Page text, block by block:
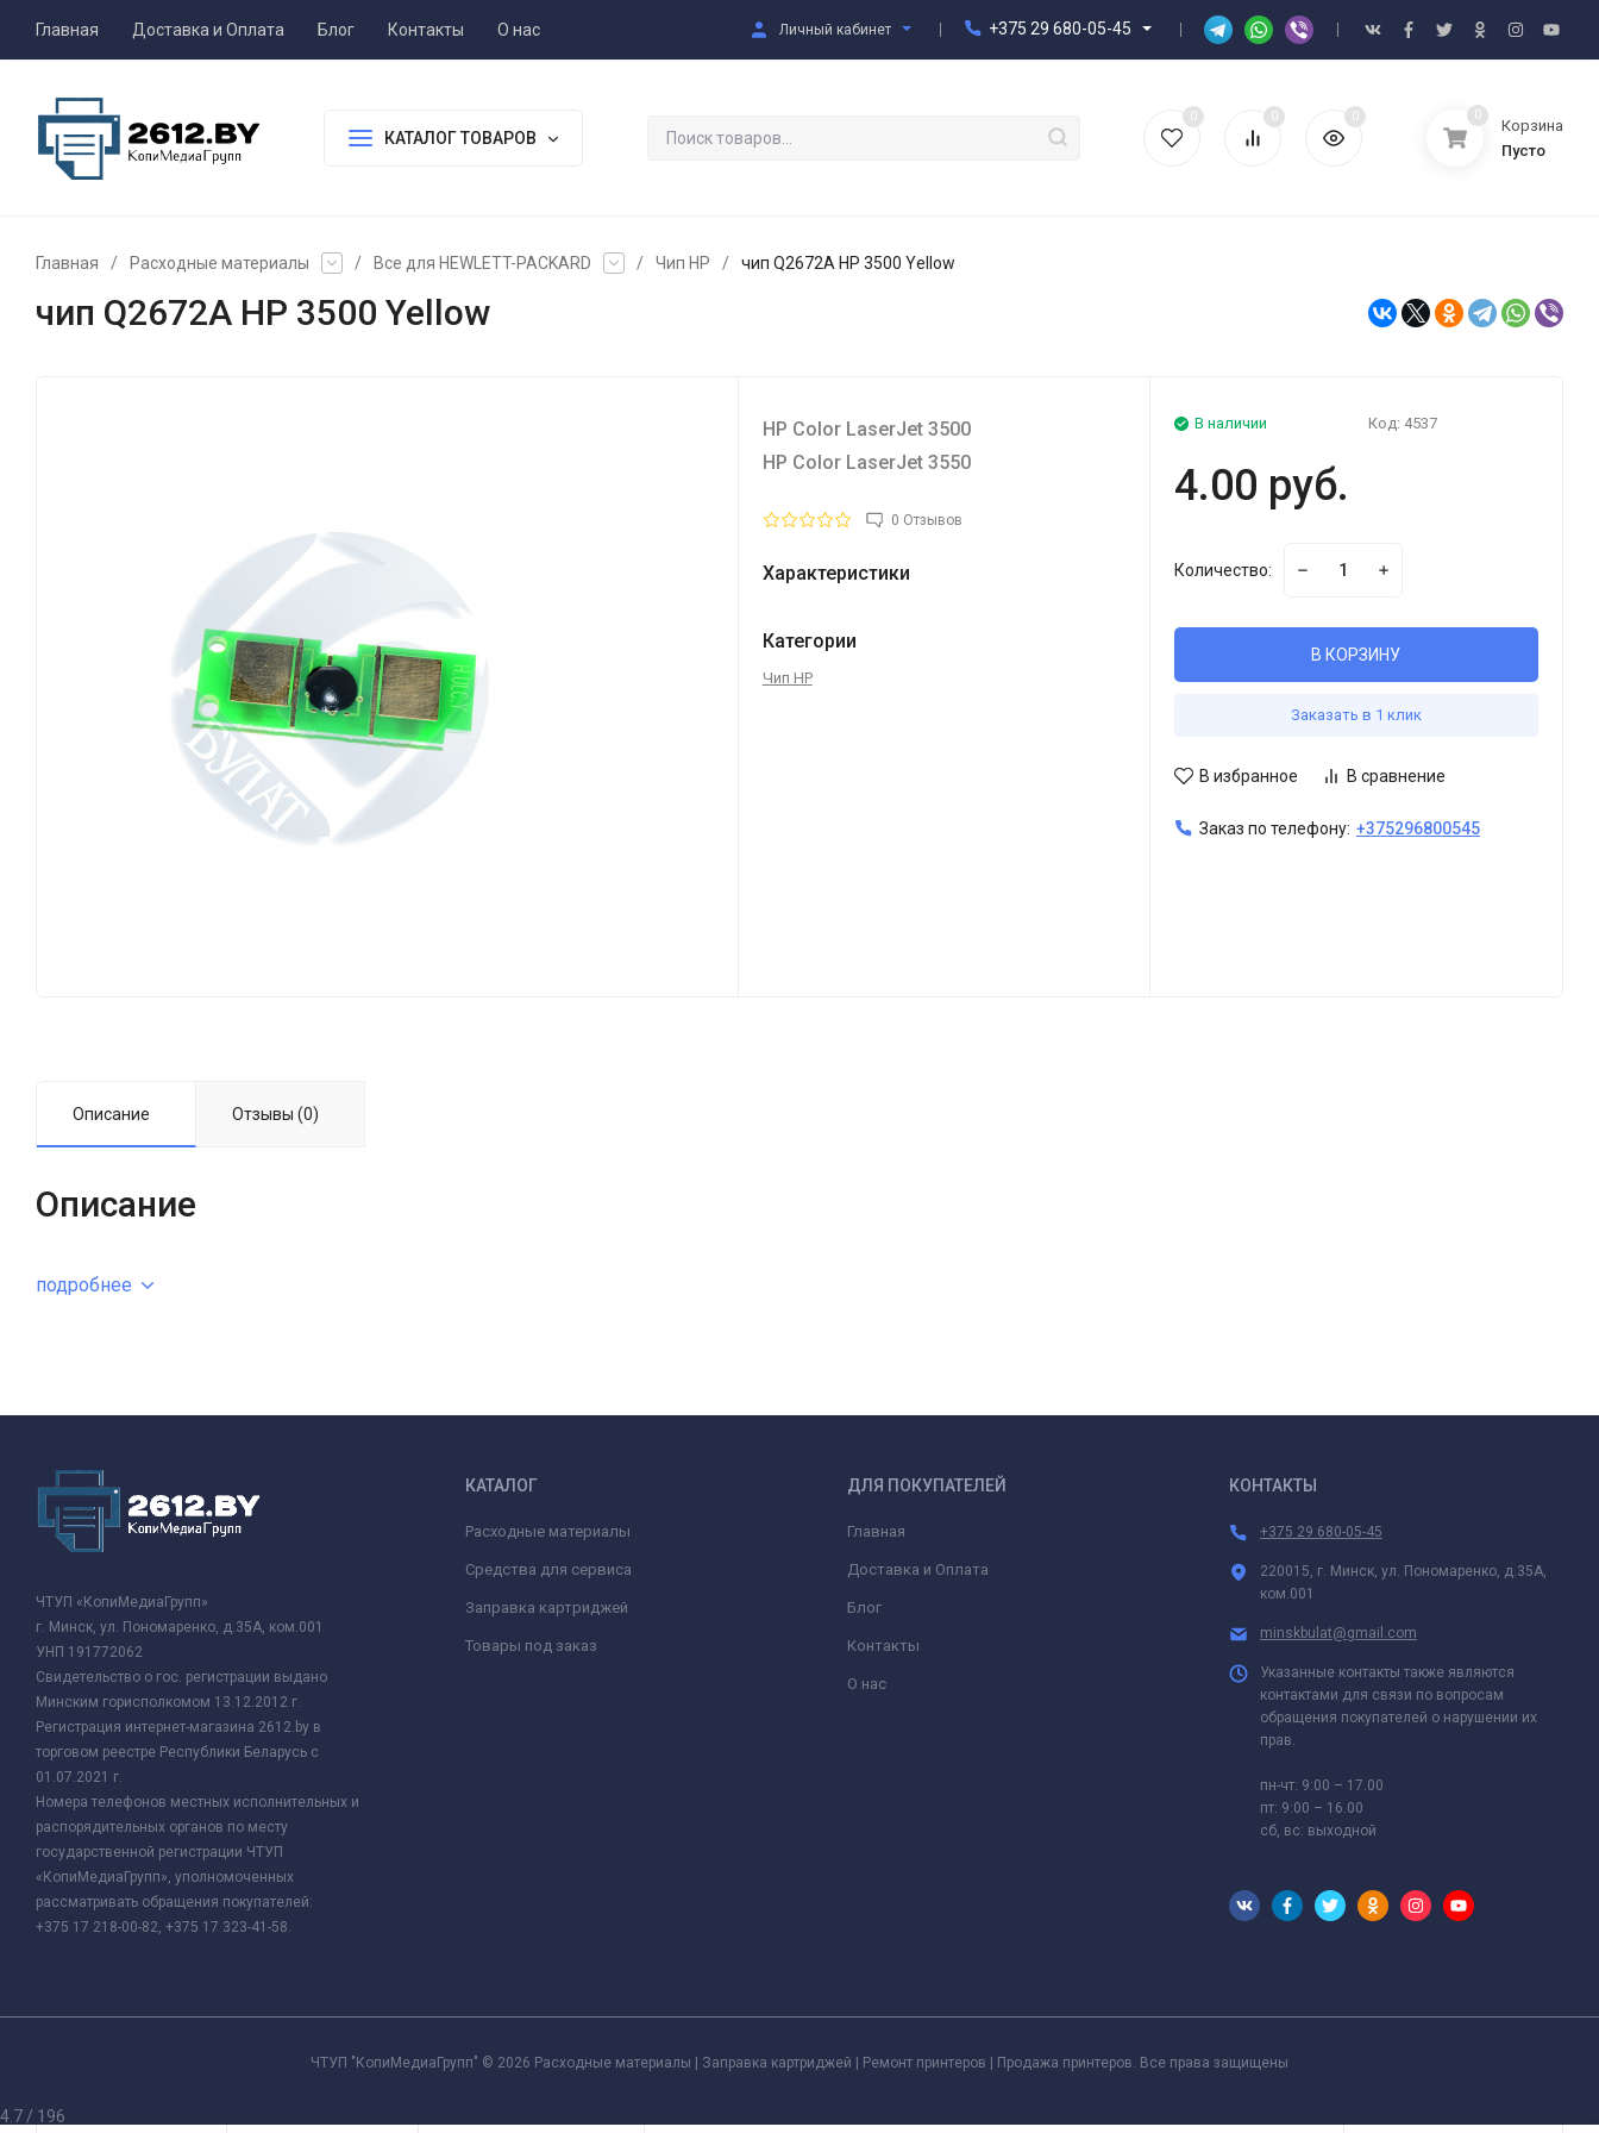
Главная Доставка и Оплата Блог Контакты О нас Личный кабинет +375 29 680-05-45
КАТАЛОГ ТОВАРОВ
0 0 0 0
Корзина
Пусто
Главная / Расходные материалы / Все для HEWLETT-PACKARD / Чип HP / чип Q2672A HP 3500 Yellow
чип Q2672A HP 3500 Yellow
HP Color LaserJet 3500
HP Color LaserJet 3550
0 Отзывов
Характеристики
Категории
Чип HP
В наличии Код: 4537
4.00 руб.
Количество:
В КОРЗИНУ
Заказать в 1 клик
В избранное В сравнение
Заказ по телефону: +375296800545
Описание Отзывы (0)
Описание
подробнее
ЧТУП «КопиМедиаГрупп»
г. Минск, ул. Пономаренко, д.35А, ком.001
УНП 191772062
Свидетельство о гос. регистрации выдано
Минским горисполкомом 13.12.2012 г.
Регистрация интернет-магазина 2612.by в
торговом реестре Республики Беларусь с
01.07.2021 г.
Номера телефонов местных исполнительных и
распорядительных органов по месту
государственной регистрации ЧТУП
«КопиМедиаГрупп», уполномоченных
рассматривать обращения покупателей:
+375 17 218-00-82, +375 17 323-41-58.
КАТАЛОГ
Расходные материалы
Средства для сервиса
Заправка картриджей
Товары под заказ
ДЛЯ ПОКУПАТЕЛЕЙ
Главная
Доставка и Оплата
Блог
Контакты
О нас
КОНТАКТЫ
+375 29 680-05-45
220015, г. Минск, ул. Пономаренко, д.35А,
ком.001
minskbulat@gmail.com
Указанные контакты также являются
контактами для связи по вопросам
обращения покупателей о нарушении их
прав.
пн-чт: 9:00 – 17.00
пт: 9:00 – 16.00
сб, вс: выходной
ЧТУП "КопиМедиаГрупп" © 2026 Расходные материалы | Заправка картриджей | Ремонт принтеров | Продажа принтеров. Все права защищены
4.7 / 196